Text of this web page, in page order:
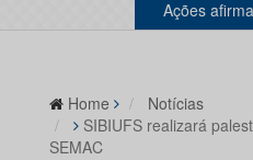
Ações
Home
Notícias
SIBIUFS realizará
SEMAC